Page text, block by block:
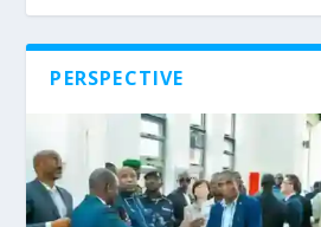
PERSPECTIVE